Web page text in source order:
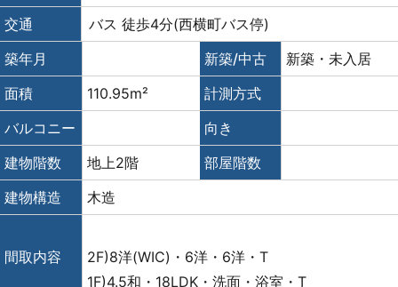
交通
バス 徒歩4分(西横町バス停)
築年月
新築/中古
新築・未入居
面積
110.95m²
計測方式
バルコニー
向き
建物階数
地上2階
部屋階数
建物構造
木造
間取内容
2F)8洋(WIC)・6洋・6洋・T
1F)4.5和・18LDK・洗面・浴室・T